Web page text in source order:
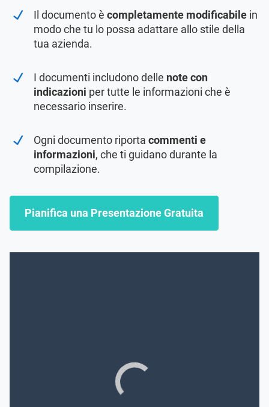
Il documento è completamente modificabile in
modo che tu lo possa adattare allo stile della
tua azienda.
I documenti includono delle note con
indicazioni per tutte le informazioni che è
necessario inserire.
Ogni documento riporta commenti e
informazioni, che ti guidano durante la
compilazione.
Pianifica una Presentazione Gratuita